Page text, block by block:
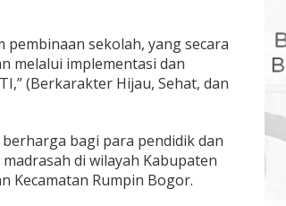
sekolah, yang secara
melalui implementasi dan
(Berkarakter Hijau, Sehat, dan
bagi para pendidik dan
di wilayah Kabupaten
Kecamatan Rumpin Bogor.